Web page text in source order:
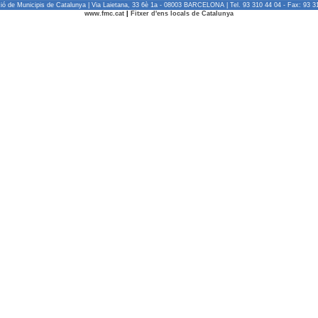
de Municipis de Catalunya | Via Laietana, 33 6è 1a - 08003 BARCELONA | Tel. 93 310 44 04 - Fax: 93
www.fmc.cat
Fitxer d'ens locals de Catalunya